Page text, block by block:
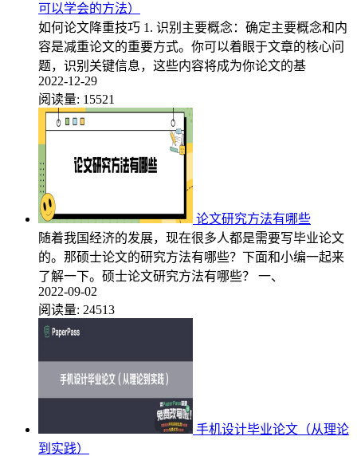
可以学会的方法）
如何论文降重技巧 1. 识别主要概念：确定主要概念和内
容是减重论文的重要方式。你可以着眼于文章的核心问
题，识别关键信息，这些内容将成为你论文的基
2022-12-29
阅读量: 15521
论文研究方法有哪些
随着我国经济的发展，现在很多人都是需要写毕业论文
的。那硕士论文的研究方法有哪些？下面和小编一起来
了解一下。硕士论文研究方法有哪些？ 一、
2022-09-02
阅读量: 24513
手机设计毕业论文（从理论
到实践）